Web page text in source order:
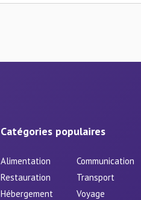
Catégories populaires
Alimentation
Communication
Restauration
Transport
Hébergement
Voyage